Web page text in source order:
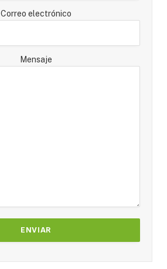
Correo electrónico
Mensaje